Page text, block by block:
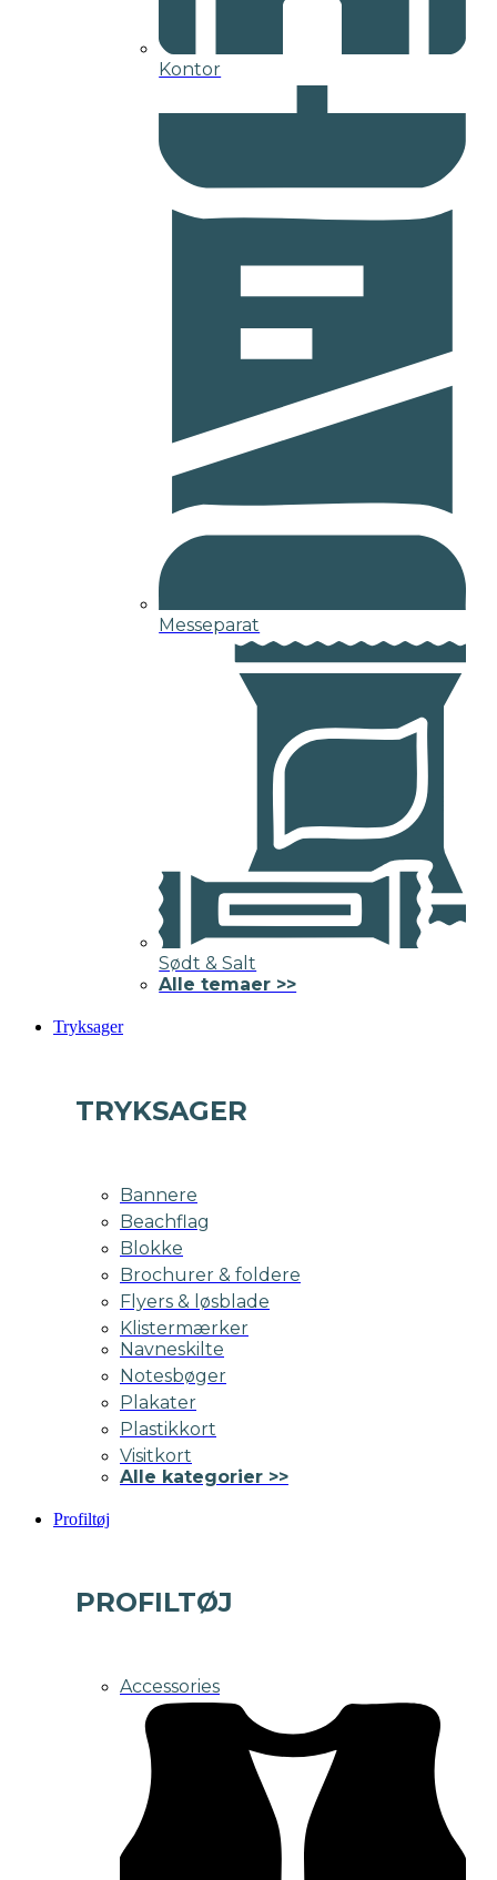
Kontor
Messeparat
Sødt & Salt
Alle temaer >>
Tryksager
TRYKSAGER
Bannere
Beachflag
Blokke
Brochurer & foldere
Flyers & løsblade
Klistermærker
Navneskilte
Notesbøger
Plakater
Plastikkort
Visitkort
Alle kategorier >>
Profiltøj
PROFILTØJ
Accessories